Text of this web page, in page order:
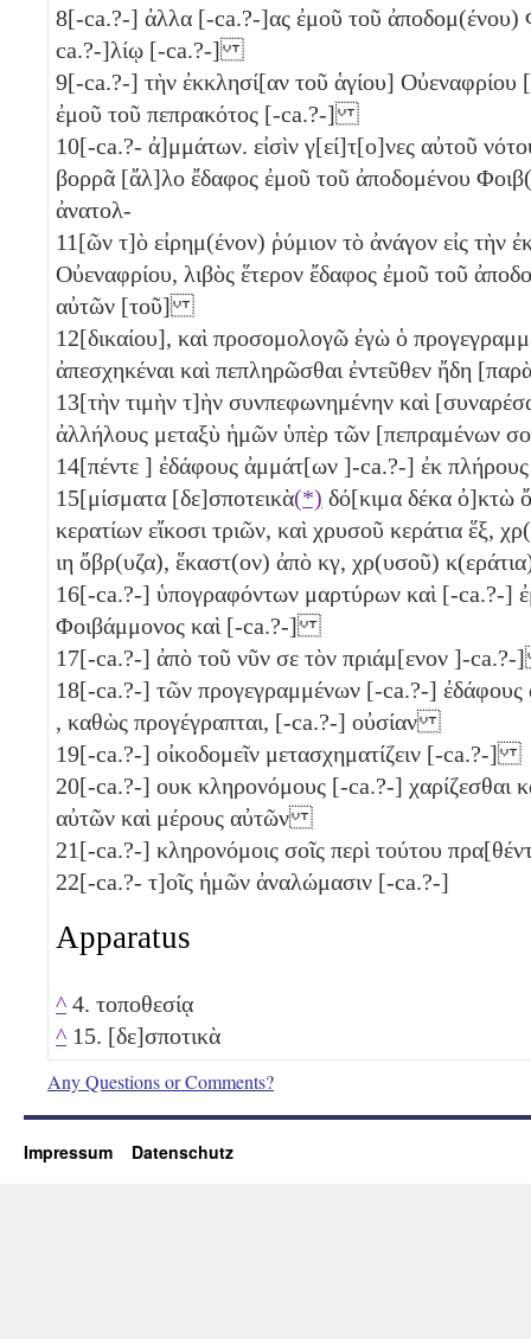
8[-ca.?-] ἀλλα [-ca.?-]ας ἐμοῦ τοῦ
ca.?-]λίῳ [-ca.?-]
9[-ca.?-] τὴν ἐκκλησί[αν τοῦ ἁγίου]
ἐμοῦ τοῦ πεπρακότος [-ca.?-]
10[-ca.?- ἀ]μμάτων. εἰσὶν γ[εί]τ[ο]νες αὐτοῦ
βορρᾶ [ἄλ]λο ἔδαφος ἐμοῦ τοῦ ἀποδομένου
ἀνατολ-
11[ῶν τ]ὸ εἰρημ(ένον) ῥύμιον τὸ ἀνάγον εἰς τὴν
Οὐεναφρίου, λιβὸς ἕτερον ἔδαφος ἐμοῦ τοῦ
αὐτῶν [τοῦ]
12[δικαίου], καὶ προσομολογῶ ἐγὼ ὁ
ἀπεσχηκέναι καὶ πεπληρῶσθαι ἐντεῦθεν ἤδη
13[τὴν τιμὴν τ]ὴν συνπεφωνημένην καὶ
ἀλλήλους μεταξὺ ἡμῶν ὑπὲρ τῶν [πεπραμένων
14[πέντε ] ἐδάφους ἀμμάτ[ων ]-ca.?-] ἐκ
15[μίσματα [δε]σποτεικὰ(*) δό[κιμα δέκα ὀ]κτὼ
κερατίων εἴκοσι τριῶν, καὶ χρυσοῦ κεράτια ἕξ,
ιη ὄβρ(υζα), ἕκαστ(ον) ἀπὸ κγ, χρ(υσοῦ)
16[-ca.?-] ὑπογραφόντων μαρτύρων καὶ [-ca.?-]
Φοιβάμμονος καὶ [-ca.?-]
17[-ca.?-] ἀπὸ τοῦ νῦν σε τὸν πριάμ[ενον ]-
18[-ca.?-] τῶν προγεγραμμένων [-ca.?-] ἐδάφους
, καθὼς προγέγραπται, [-ca.?-] οὐσίαν
19[-ca.?-] οἰκοδομεῖν μετασχηματίζειν [-ca.?-]
20[-ca.?-] ουκ κληρονόμους [-ca.?-] χαρίζεσθαι
αὐτῶν καὶ μέρους αὐτῶν
21[-ca.?-] κληρονόμοις σοῖς περὶ τούτου
22[-ca.?- τ]οῖς ἡμῶν ἀναλώμασιν [-ca.?-]
Apparatus
^ 4. τοποθεσίᾳ
^ 15. [δε]σποτικὰ
Any Questions or Comments?
Impressum Datenschutz